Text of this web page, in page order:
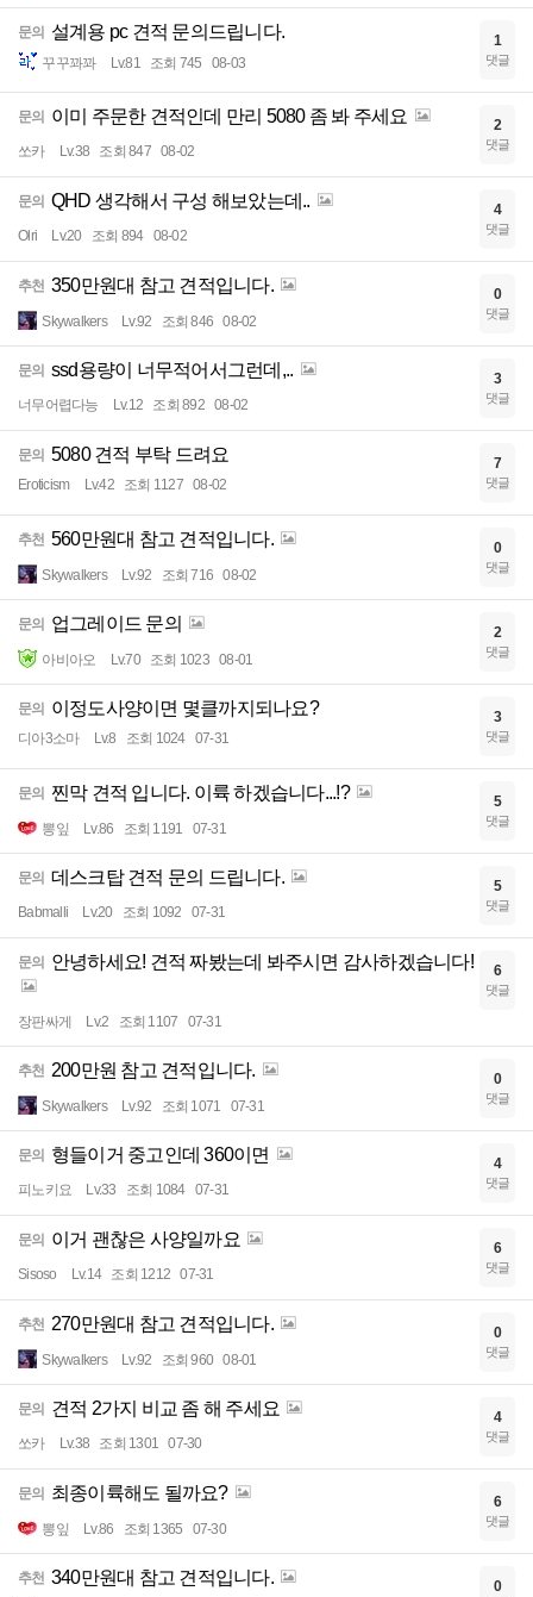
문의 설계용 pc 견적 문의드립니다.
꾸꾸꽈꽈 Lv.81 조회 745 08-03
1
댓글
문의 이미 주문한 견적인데 만리 5080 좀 봐 주세요
쏘카 Lv.38 조회 847 08-02
2
댓글
문의 QHD 생각해서 구성 해보았는데..
Olri Lv.20 조회 894 08-02
4
댓글
추천 350만원대 참고 견적입니다.
Skywalkers Lv.92 조회 846 08-02
0
댓글
문의 ssd용량이 너무적어서그런데,..
너무어렵다능 Lv.12 조회 892 08-02
3
댓글
문의 5080 견적 부탁 드려요
Eroticism Lv.42 조회 1127 08-02
7
댓글
추천 560만원대 참고 견적입니다.
Skywalkers Lv.92 조회 716 08-02
0
댓글
문의 업그레이드 문의
아비아오 Lv.70 조회 1023 08-01
2
댓글
문의 이정도사양이면 몇클까지되나요?
디아3소마 Lv.8 조회 1024 07-31
3
댓글
문의 찐막 견적 입니다. 이륙 하겠습니다...!?
뽕잎 Lv.86 조회 1191 07-31
5
댓글
문의 데스크탑 견적 문의 드립니다.
Babmalli Lv.20 조회 1092 07-31
5
댓글
문의 안녕하세요! 견적 짜봤는데 봐주시면 감사하겠습니다!
장판싸게 Lv.2 조회 1107 07-31
6
댓글
추천 200만원 참고 견적입니다.
Skywalkers Lv.92 조회 1071 07-31
0
댓글
문의 형들이거 중고인데 360이면
피노키요 Lv.33 조회 1084 07-31
4
댓글
문의 이거 괜찮은 사양일까요
Sisoso Lv.14 조회 1212 07-31
6
댓글
추천 270만원대 참고 견적입니다.
Skywalkers Lv.92 조회 960 08-01
0
댓글
문의 견적 2가지 비교 좀 해 주세요
쏘카 Lv.38 조회 1301 07-30
4
댓글
문의 최종이륙해도 될까요?
뽕잎 Lv.86 조회 1365 07-30
6
댓글
추천 340만원대 참고 견적입니다. 0